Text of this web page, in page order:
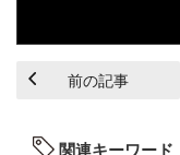
前の記事
関連キーワード